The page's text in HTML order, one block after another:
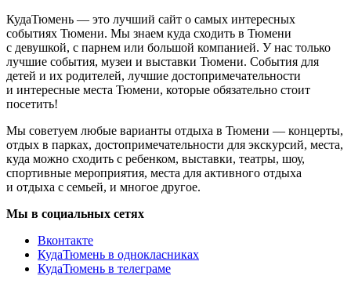
КудаТюмень — это лучший сайт о самых интересных
событиях Тюмени. Мы знаем куда сходить в Тюмени
с девушкой, с парнем или большой компанией. У нас только
лучшие события, музеи и выставки Тюмени. События для
детей и их родителей, лучшие достопримечательности
и интересные места Тюмени, которые обязательно стоит
посетить!
Мы советуем любые варианты отдыха в Тюмени — концерты,
отдых в парках, достопримечательности для экскурсий, места,
куда можно сходить с ребенком, выставки, театры, шоу,
спортивные мероприятия, места для активного отдыха
и отдыха с семьей, и многое другое.
Мы в социальных сетях
Вконтакте
КудаТюмень в однокласниках
КудаТюмень в телеграме